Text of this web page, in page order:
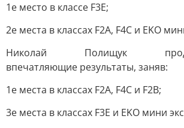
1е место в классе F3E;
2е места в классах F2A, F4C и EKO
Николай Полищук
впечатляющие результаты, заняв:
1е места в классах F2A, F4C и F2B;
3е места в классах F3E и EKO мини